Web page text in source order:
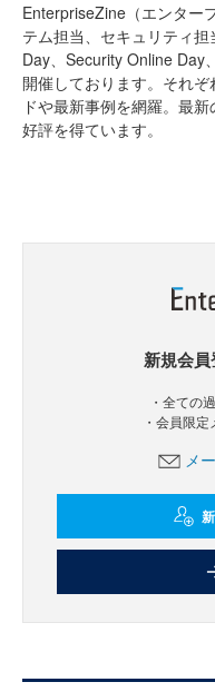
EnterpriseZine（エンター
テム担当、セキュリティ
Day、Security Online Day
開催しております。それ
ドや最新事例を網羅。最
好評を得ています。
新規会員
・全ての
・会員限
メ